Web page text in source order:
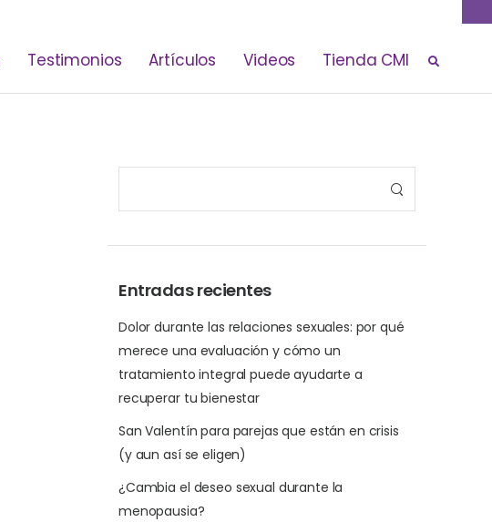
Testimonios Artículos Videos Tienda CMI
Entradas recientes
Dolor durante las relaciones sexuales: por qué
merece una evaluación y cómo un
tratamiento integral puede ayudarte a
recuperar tu bienestar
San Valentín para parejas que están en crisis
(y aun así se eligen)
¿Cambia el deseo sexual durante la
menopausia?